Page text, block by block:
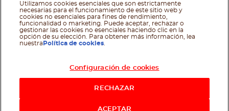
Utilizamos cookies esenciales que son estrictamente
necesarias para el funcionamiento de este sitio web y
cookies no esenciales para fines de rendimiento,
funcionalidad o marketing. Puede aceptar, rechazar o
gestionar las cookies no esenciales haciendo clic en la
opción de su elección. Para obtener más información, lea
nuestra Política de cookies
Configuración de cookies
RECHAZAR
ACEPTAR